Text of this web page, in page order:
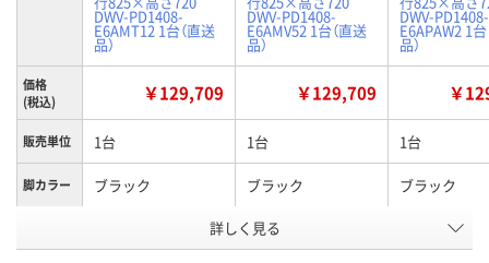
DWV-PD1408-
E6AMT12 1台（直送
品）
DWV-PD1408-
E6AMV52 1台（直送
品）
DWV-PD1408-
E6APAW2 1台
品）
価格
(税込)
￥129,709 ￥129,709 ￥
販売単位 1台 1台 1台
脚カラー ブラック ブラック ブラック
ー
ブラウンウォールナ
ット
ホワイト
詳しく見る